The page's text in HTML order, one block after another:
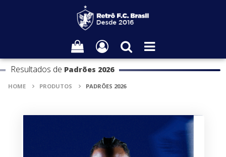
Resultados de Padrões 2026
HOME PRODUTOS PADRÕES 2026